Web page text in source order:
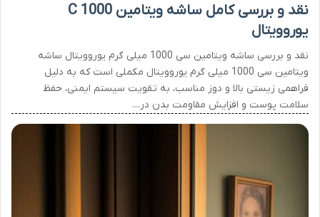
نقد و بررسی کامل ساشه ویتامین C 1000
یوروویتال
نقد و بررسی ساشه ویتامین سی 1000 میلی گرم یوروویتال ساشه
ویتامین سی 1000 میلی گرم یوروویتال مکملی است که به دلیل
فراهمی زیستی بالا و دوز مناسب، به تقویت سیستم ایمنی، حفظ
سلامت پوست و افزایش مقاومت بدن در…